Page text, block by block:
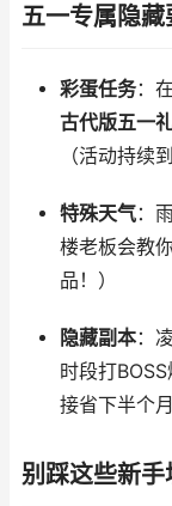
五一专属隐
彩蛋任务：
古代版五一
（活动持续
特殊天气：
楼老板会教
品！）
隐藏副本：
时段打
接省下半个
别踩这些新手